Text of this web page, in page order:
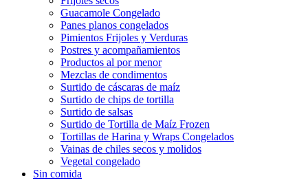
Guacamole Congelado
Panes planos congelados
Pimientos Frijoles y Verduras
Postres y acompañamientos
Productos al por menor
Mezclas de condimentos
Surtido de cáscaras de maíz
Surtido de chips de tortilla
Surtido de salsas
Surtido de Tortilla de Maíz Frozen
Tortillas de Harina y Wraps Congelados
Vainas de chiles secos y molidos
Vegetal congelado
Sin comida